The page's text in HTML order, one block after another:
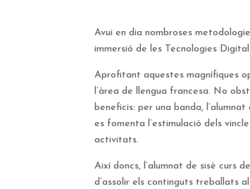
Avui en dia nombroses
immersió de les Tecnologies
Aprofitant aquestes magnífiques
l’àrea de llengua francesa. No
beneficis: per una banda,
es fomenta l’estimulació dels
activitats.
Així doncs, l’alumnat de sisè curs
d’assolir els continguts treballats